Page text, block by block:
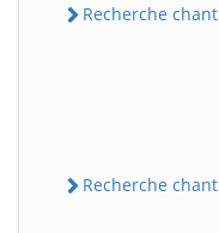
Recherche
Recherche